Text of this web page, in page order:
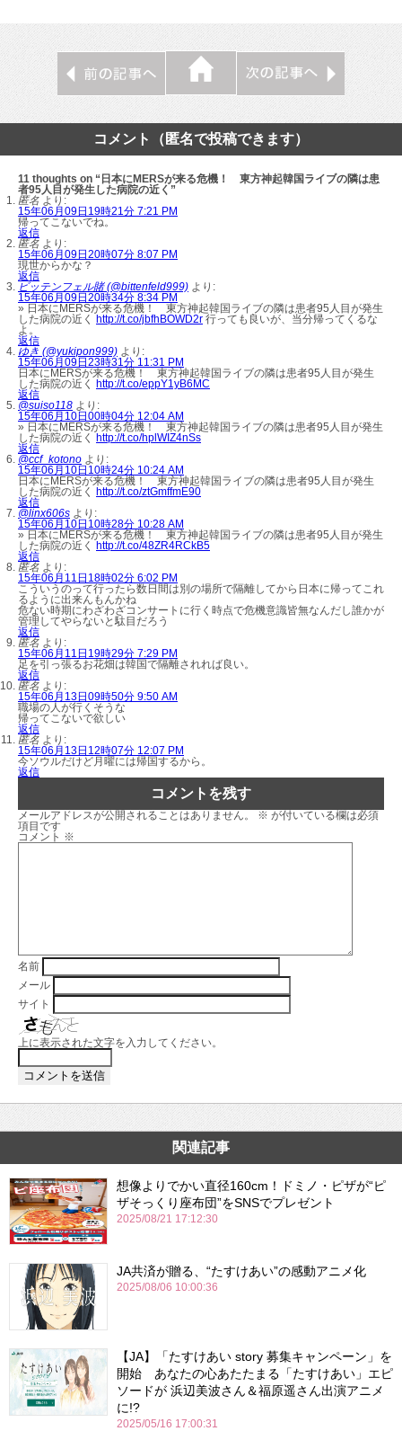
コメント（匿名で投稿できます）
11 thoughts on “日本にMERSが来る危機！ 東方神起韓国ライブの隣は患
者95人目が発生した病院の近く”
匿名 より:
15年06月09日19時21分 7:21 PM
帰ってこないでね。
返信
匿名 より:
15年06月09日20時07分 8:07 PM
現世からかな？
返信
ビッテンフェル賭 (@bittenfeld999) より:
15年06月09日20時34分 8:34 PM
» 日本にMERSが来る危機！ 東方神起韓国ライブの隣は患者95人目が発生
した病院の近く http://t.co/jbfhBOWD2r 行っても良いが、当分帰ってくるな
よ。
返信
ゆき (@yukipon999) より:
15年06月09日23時31分 11:31 PM
日本にMERSが来る危機！ 東方神起韓国ライブの隣は患者95人目が発生
した病院の近く http://t.co/eppY1yB6MC
返信
@suiso118 より:
15年06月10日00時04分 12:04 AM
» 日本にMERSが来る危機！ 東方神起韓国ライブの隣は患者95人目が発生
した病院の近く http://t.co/hplWIZ4nSs
返信
@ccf_kotono より:
15年06月10日10時24分 10:24 AM
日本にMERSが来る危機！ 東方神起韓国ライブの隣は患者95人目が発生
した病院の近く http://t.co/ztGmffmE90
返信
@linx606s より:
15年06月10日10時28分 10:28 AM
» 日本にMERSが来る危機！ 東方神起韓国ライブの隣は患者95人目が発生
した病院の近く http://t.co/48ZR4RCkB5
返信
匿名 より:
15年06月11日18時02分 6:02 PM
こういうのって行ったら数日間は別の場所で隔離してから日本に帰ってこれ
るように出来んもんかね
危ない時期にわざわざコンサートに行く時点で危機意識皆無なんだし誰かが
管理してやらないと駄目だろう
返信
匿名 より:
15年06月11日19時29分 7:29 PM
足を引っ張るお花畑は韓国で隔離されれば良い。
返信
匿名 より:
15年06月13日09時50分 9:50 AM
職場の人が行くそうな
帰ってこないで欲しい
返信
匿名 より:
15年06月13日12時07分 12:07 PM
今ソウルだけど月曜には帰国するから。
返信
コメントを残す
メールアドレスが公開されることはありません。 ※ が付いている欄は必須
項目です
コメント ※
名前
メール
サイト
上に表示された文字を入力してください。
関連記事
想像よりでかい直径160cm！ドミノ・ピザが“ピ
ザそっくり座布団”をSNSでプレゼント
2025/08/21 17:12:30
JA共済が贈る、“たすけあい”の感動アニメ化
2025/08/06 10:00:36
【JA】「たすけあい story 募集キャンペーン」を
開始 あなたの心あたたまる「たすけあい」エピ
ソードが 浜辺美波さん＆福原遥さん出演アニメ
に!?
2025/05/16 17:00:31